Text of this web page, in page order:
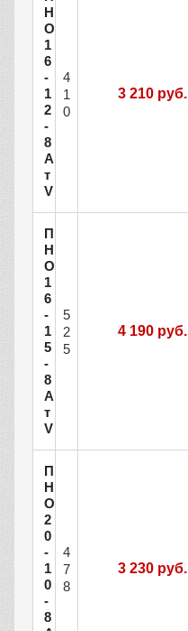
Н
О
1
6
-
1
2
-
8
А
т
V
4
1
0
3 210 руб.
П
Н
О
1
6
-
1
5
-
8
А
т
V
5
2
5
4 190 руб.
П
Н
О
2
0
-
1
0
-
8
4
7
8
3 230 руб.